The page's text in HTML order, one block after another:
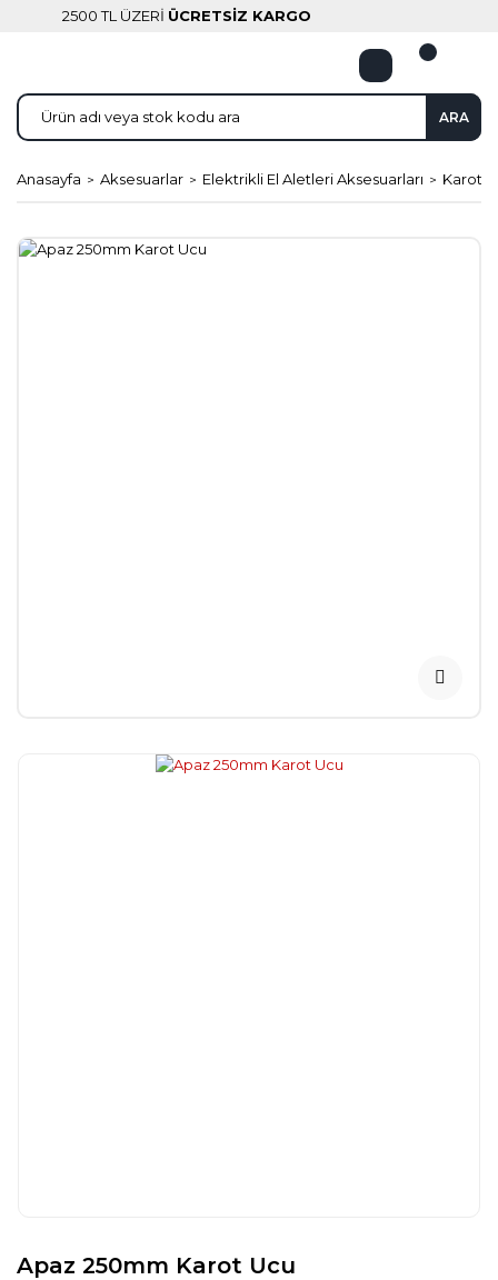
2500 TL ÜZERİ ÜCRETSİZ KARGO
ARA
Anasayfa Aksesuarlar Elektrikli El Aletleri Aksesuarları Karot
Apaz 250mm Karot Ucu